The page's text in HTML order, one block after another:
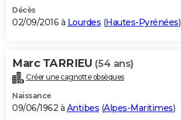
Décès
02/09/2016 à Lourdes (Hautes-Pyrénées)
Marc TARRIEU (54 ans)
Créer une cagnotte obsèques
Naissance
09/06/1962 à Antibes (Alpes-Maritimes)